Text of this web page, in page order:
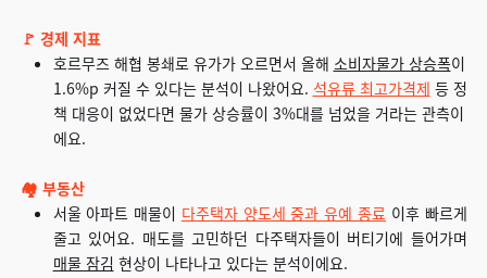
🚩 경제 지표
호르무즈 해협 봉쇄로 유가가 오르면서 올해 소비자물가 상승폭이
1.6%p 커질 수 있다는 분석이 나왔어요. 석유류 최고가격제 등 정
책 대응이 없었다면 물가 상승률이 3%대를 넘었을 거라는 관측이
에요.
🏘️ 부동산
서울 아파트 매물이 다주택자 양도세 중과 유예 종료이후 빠르게
줄고 있어요. 매도를 고민하던 다주택자들이 버티기에 들어가며
매물 잠김 현상이 나타나고 있다는 분석이에요.